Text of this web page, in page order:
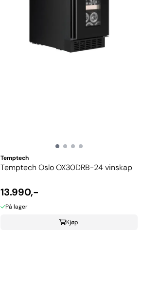
Temptech
Temptech Oslo OX30DRB-24 vinskap
13.990,-
På lager
Kjøp